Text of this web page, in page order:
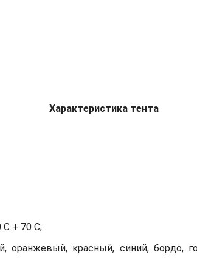
Характеристика тента
С + 70 С;
красный, синий, бордо,